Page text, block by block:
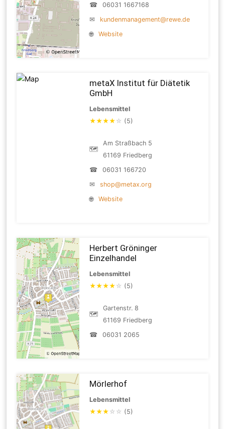
☎
06031 1667168
✉
kundenmanagement@rewe.de
🌐
Website
metaX Institut für Diätetik
GmbH
Lebensmittel
★★★★ ☆ (5)
🗺
Am Straßbach 5
61169 Friedberg
☎
06031 166720
✉
shop@metax.org
🌐
Website
Herbert Gröninger
Einzelhandel
Lebensmittel
★★★★ ☆ (5)
🗺
Gartenstr. 8
61169 Friedberg
☎
06031 2065
Mörlerhof
Lebensmittel
★★★ ☆ ☆ (5)